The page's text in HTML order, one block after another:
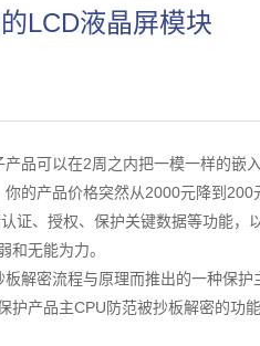
LCD液晶屏模块
品可以在2周之内把一模一样的嵌
的产品价格突然从2000元降到
证、授权、保护关键数据等功能
和无能为力。
解密流程与原理而推出的一种保
护产品主CPU防范被抄板解密的功